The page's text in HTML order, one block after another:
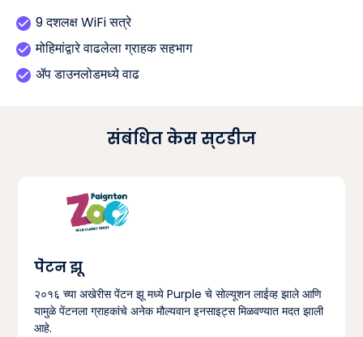
9 दशलक्ष WiFi सत्रे
मोहिमांद्वारे वाढलेला ग्राहक सहभाग
ॲप डाउनलोडमध्ये वाढ
संबंधित केस स्टडीज
पेंटन झू
२०१६ च्या अखेरीस पेंटन झू मध्ये Purple चे सोल्यूशन लाईव्ह झाले आणि
यामुळे पेंटनला ग्राहकांचे अनेक मौल्यवान इनसाइट्स मिळवण्यात मदत झाली
आहे.